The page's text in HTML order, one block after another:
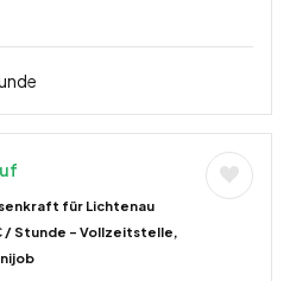
für Lichtenau
/ Stunde – Vollzeitstelle,